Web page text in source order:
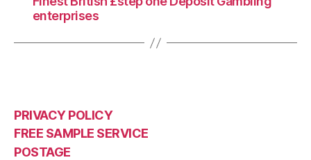
enterprises
PRIVACY POLICY
FREE SAMPLE SERVICE
POSTAGE